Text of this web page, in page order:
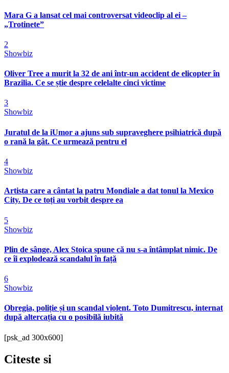
Mara G a lansat cel mai controversat videoclip al ei –
„Trotinete”
2
Showbiz
Oliver Tree a murit la 32 de ani într-un accident de elicopter în
Brazilia. Ce se știe despre celelalte cinci victime
3
Showbiz
Juratul de la iUmor a ajuns sub supraveghere psihiatrică după
o rană la gât. Ce urmează pentru el
4
Showbiz
Artista care a cântat la patru Mondiale a dat tonul la Mexico
City. De ce toți au vorbit despre ea
5
Showbiz
Plin de sânge, Alex Stoica spune că nu s-a întâmplat nimic. De
ce îi explodează scandalul în față
6
Showbiz
Obregia, poliție și un scandal violent. Toto Dumitrescu, internat
după altercația cu o posibilă iubită
[psk_ad 300x600]
Citeste si